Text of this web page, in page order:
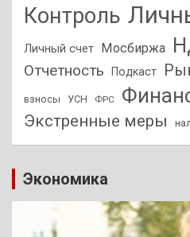
Контроль
Личный счет Мосбиржа
Отчетность Подкаст
взносы УСН ФРС
Экстренные меры
Экономика